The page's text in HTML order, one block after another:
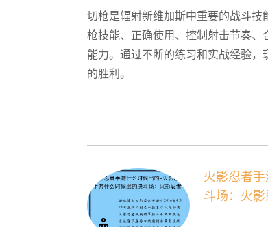
切枪是辐射新维加斯中重要的战斗
枪技能、正确使用、控制射击节奏
能力。通过不断的练习和实战经验
的胜利。
火影忍者
斗场：火